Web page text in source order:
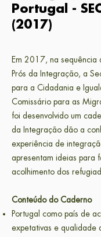
Portugal -
(2017)
Em 2017, na sequência
Prós da Integração, a
para a Cidadania e
Comissário para as
foi desenvolvido um
da Integração dão a
experiência de
apresentam ideias para
acolhimento dos
Conteúdo do Caderno
Portugal como país de
expetativas e qualidade